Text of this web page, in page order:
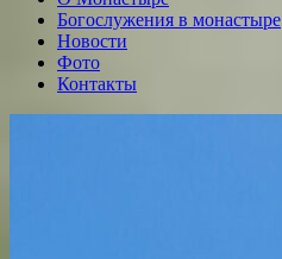
Богослужения в монастыре
Новости
Фото
Контакты